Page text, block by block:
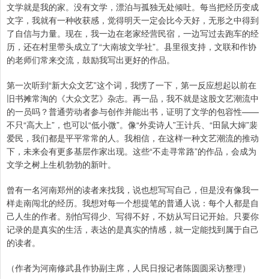
文学就是我的家。没有文学，漂泊与孤独无处倾吐。每当把经历变成
文字，我就有一种收获感，觉得明天一定会比今天好，无形之中得到
了自信与力量。现在，我一边在老家经营民宿，一边写过去跑车的经
历，还在村里带头成立了“大南坡文学社”。县里很支持，文联和作协
的老师们常来交流，鼓励我写出更好的作品。
第一次听到“新大众文艺”这个词，我愣了一下，第一反应想起以前在
旧书摊常淘的《大众文艺》杂志。再一品，我不就是这股文艺潮流中
的一员吗？普通劳动者参与创作并能出书，证明了文学的包容性——
不只“高大上”，也可以“低小微”。像“外卖诗人”王计兵、“田鼠大婶”裴
爱民，我们都是平平常常的人。我相信，在这样一种文艺潮流的推动
下，未来会有更多基层作家出现。这些“不走寻常路”的作品，会成为
文学之树上生机勃勃的新叶。
曾有一名河南郑州的读者来找我，说也想写写自己，但是没有像我一
样走南闯北的经历。我想对每一个想提笔的普通人说：每个人都是自
己人生的作者。别怕写得少、写得不好，不妨从写日记开始。只要你
记录的是真实的生活，表达的是真实的情感，就一定能找到属于自己
的读者。
（作者为河南修武县作协副主席，人民日报记者陈圆圆采访整理）